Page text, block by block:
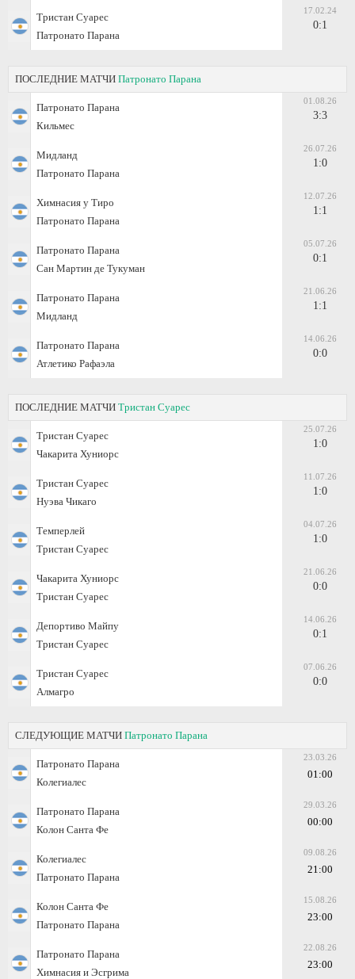
Тристан Суарес
Патронато Парана
17.02.24
0:1
ПОСЛЕДНИЕ МАТЧИ Патронато Парана
Патронато Парана
Кильмес
01.08.26
3:3
Мидланд
Патронато Парана
26.07.26
1:0
Химнасия у Тиро
Патронато Парана
12.07.26
1:1
Патронато Парана
Сан Мартин де Тукуман
05.07.26
0:1
Патронато Парана
Мидланд
21.06.26
1:1
Патронато Парана
Атлетико Рафаэла
14.06.26
0:0
ПОСЛЕДНИЕ МАТЧИ Тристан Суарес
Тристан Суарес
Чакарита Хуниорс
25.07.26
1:0
Тристан Суарес
Нуэва Чикаго
11.07.26
1:0
Темперлей
Тристан Суарес
04.07.26
1:0
Чакарита Хуниорс
Тристан Суарес
21.06.26
0:0
Депортиво Майпу
Тристан Суарес
14.06.26
0:1
Тристан Суарес
Алмагро
07.06.26
0:0
СЛЕДУЮЩИЕ МАТЧИ Патронато Парана
Патронато Парана
Колегиалес
23.03.26
01:00
Патронато Парана
Колон Санта Фе
29.03.26
00:00
Колегиалес
Патронато Парана
09.08.26
21:00
Колон Санта Фе
Патронато Парана
15.08.26
23:00
Патронато Парана
Химнасия и Эсгрима
22.08.26
23:00